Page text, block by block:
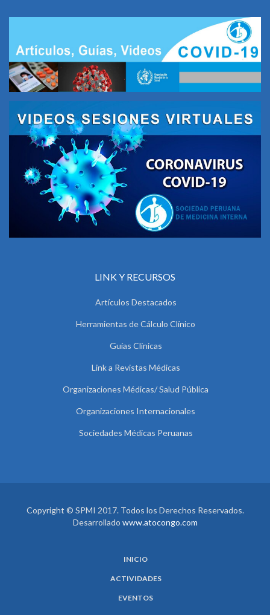
LINK Y RECURSOS
Artículos Destacados
Herramientas de Cálculo Clínico
Guías Clínicas
Link a Revistas Médicas
Organizaciones Médicas/ Salud Pública
Organizaciones Internacionales
Sociedades Médicas Peruanas
Copyright © SPMI 2017. Todos los Derechos Reservados.
Desarrollado www.atocongo.com
INICIO
ACTIVIDADES
EVENTOS